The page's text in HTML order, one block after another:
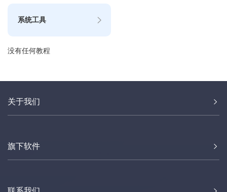
系统工具
没有任何教程
关于我们
旗下软件